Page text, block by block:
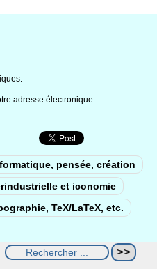
adresse électronique :
pensée, création
et iconomie
TeX/LaTeX, etc.